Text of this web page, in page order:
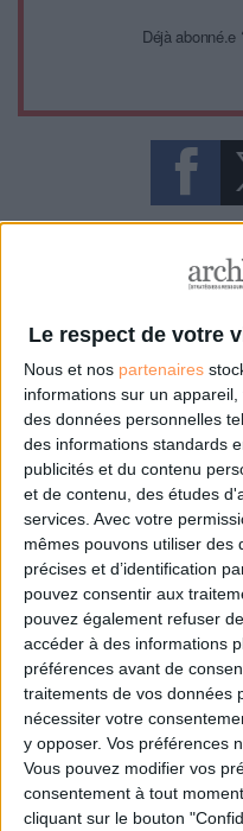
Le respect de votre
Nous et nos partenaires
informations sur un
des données personnelles
des informations standards
publicités et du contenu
et de contenu, des études
services. Avec votre
mêmes pouvons utiliser des
précises et d’identification
pouvez consentir aux
pouvez également refuser
accéder à des informations
préférences avant de
traitements de vos données
nécessiter votre
y opposer. Vos préférences
Vous pouvez modifier vos
consentement à tout
cliquant sur le bouton
Déjà
Connectez-vousou
À LIRE SUR
Konica
La
laisse à